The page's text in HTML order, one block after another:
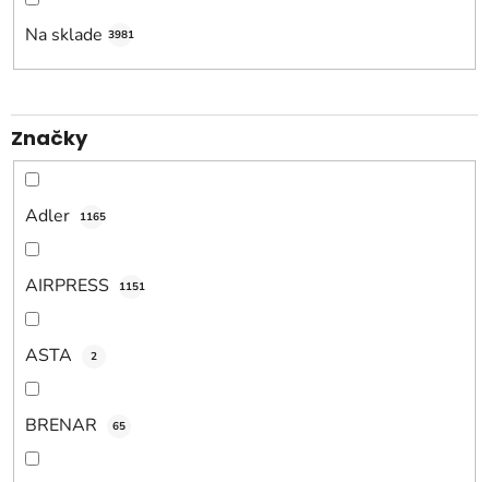
o
d
k
t
o
Na sklade 3981
Značky
Adler 1165
AIRPRESS 1151
ASTA 2
BRENAR 65